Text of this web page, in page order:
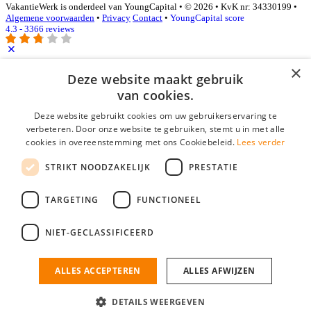
VakantieWerk is onderdeel van YoungCapital • © 2026 • KvK nr: 34330199 •
Algemene voorwaarden • Privacy Contact • YoungCapital score
4.3 - 3366 reviews
Inloggen als bedrijf
Wachtwoord
login gegevens onthouden
login
Bedrijf aanmelden
nieuwe collega/werknemer zo gevonden!
×
Deze website maakt gebruik
van cookies.
Deze website gebruikt cookies om uw gebruikerservaring te
verbeteren. Door onze website te gebruiken, stemt u in met alle
cookies in overeenstemming met ons Cookiebeleid. Lees verder
STRIKT NOODZAKELIJK PRESTATIE
TARGETING FUNCTIONEEL
NIET-GECLASSIFICEERD
ALLES ACCEPTEREN ALLES AFWIJZEN
DETAILS WEERGEVEN